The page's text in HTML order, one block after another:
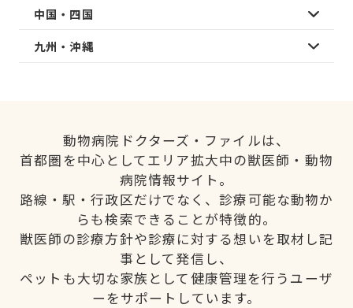
中国・四国
九州・沖縄
動物病院ドクターズ・ファイルは、
首都圏を中心としてエリア拡大中の獣医師・動物
病院情報サイト。
路線・駅・行政区だけでなく、診療可能な動物か
らも検索できることが特徴的。
獣医師の診療方針や診療に対する想いを取材し記
事として発信し、
ペットも大切な家族として健康管理を行うユーザ
ーをサポートしています。